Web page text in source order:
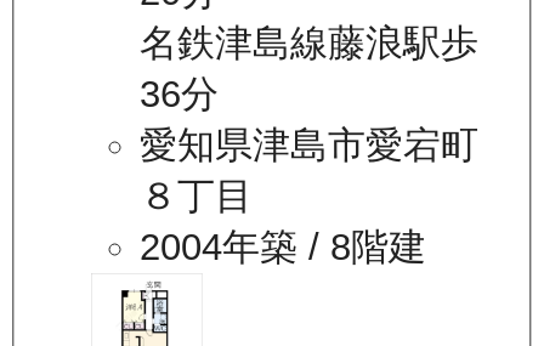
名鉄津島線藤浪駅歩
36分
愛知県津島市愛宕町
８丁目
2004年築 / 8階建